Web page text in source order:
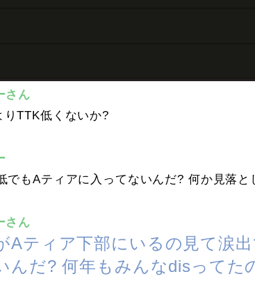
さん
TTK低くないか?
でもAティアに入ってないんだ? 何か見落と
さん
Aティア下部にいるの見て涙
んだ? 何年もみんなdisってた